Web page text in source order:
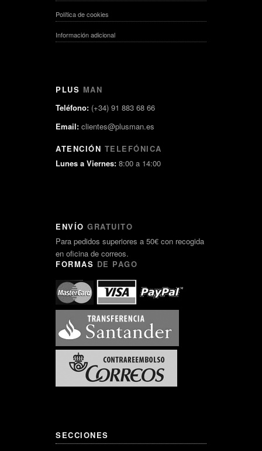
Política de cookies
Información adicional
PLUS MAN
Teléfono: (+34) 91 883 68 66
Email: clientes@plusman.es
ATENCIÓN TELEFÓNICA
Lunes a Viernes: 8:00 a 14:00
ENVÍO GRATUITO
Para pedidos superiores a 50€ con recogida
en oficina de correos.
FORMAS DE PAGO
SECCIONES